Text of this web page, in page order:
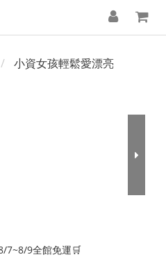
小資女孩輕鬆愛漂亮
7~8/9全館免運🛒